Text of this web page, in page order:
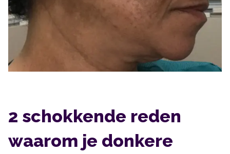
2 schokkende reden
waarom je donkere